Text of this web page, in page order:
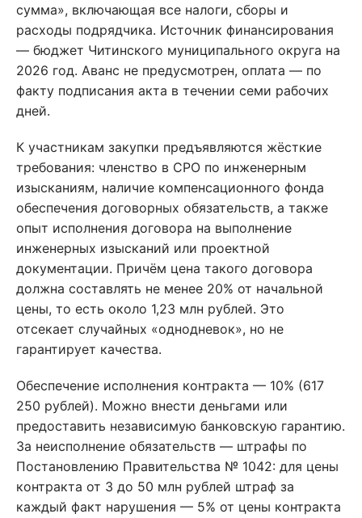
сумма», включающая все налоги, сборы и
расходы подрядчика. Источник финансирования
— бюджет Читинского муниципального округа на
2026 год. Аванс не предусмотрен, оплата — по
факту подписания акта в течении семи рабочих
дней.
К участникам закупки предъявляются жёсткие
требования: членство в СРО по инженерным
изысканиям, наличие компенсационного фонда
обеспечения договорных обязательств, а также
опыт исполнения договора на выполнение
инженерных изысканий или проектной
документации. Причём цена такого договора
должна составлять не менее 20% от начальной
цены, то есть около 1,23 млн рублей. Это
отсекает случайных «однодневок», но не
гарантирует качества.
Обеспечение исполнения контракта — 10% (617
250 рублей). Можно внести деньгами или
предоставить независимую банковскую гарантию.
За неисполнение обязательств — штрафы по
Постановлению Правительства № 1042: для цены
контракта от 3 до 50 млн рублей штраф за
каждый факт нарушения — 5% от цены контракта